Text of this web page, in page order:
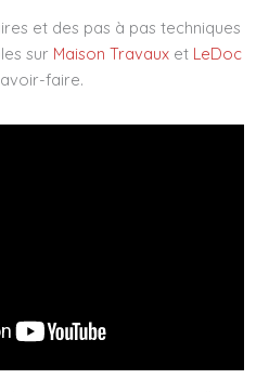
et des pas à pas techniques
sur Maison Travaux et LeDoc
faire.